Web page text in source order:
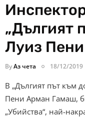
„Дългият
Луиз Пени
ByАз чета 18/12/2019
В „Дългият път към
Пени ‌Арман Гамаш,
„Убийства“, най-